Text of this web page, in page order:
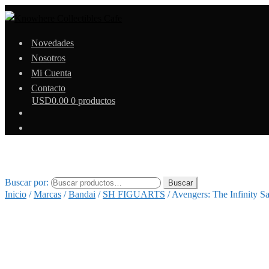
Novedades
Nosotros
Mi Cuenta
Contacto
USD0.00 0 productos
Buscar por: Buscar
Inicio /Marcas /Bandai / SH FIGUARTS /Avengers: The Infinity